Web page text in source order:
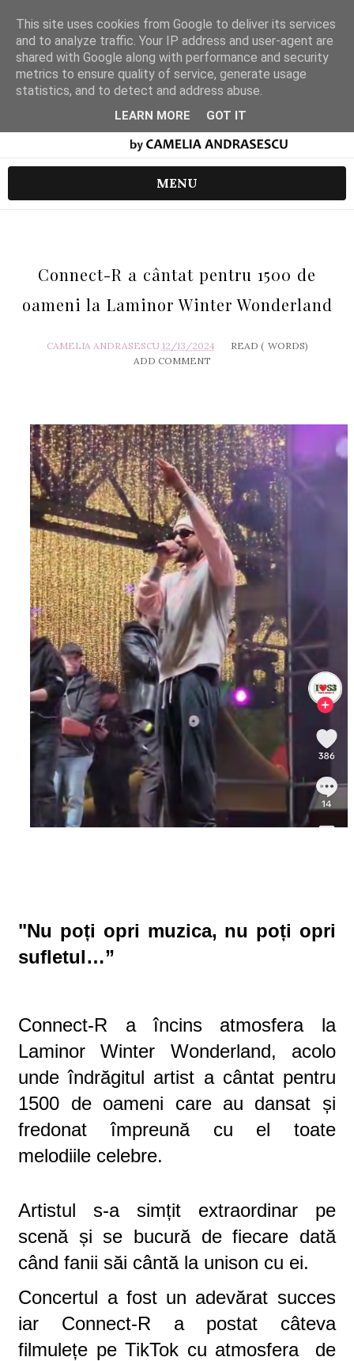
MENU
Connect-R a cântat pentru 1500 de
oameni la Laminor Winter Wonderland
CAMELIA ANDRASESCU 12/13/2024 READ ( WORDS)
ADD COMMENT
"Nu poți opri muzica, nu poți opri
sufletul…”
Connect-R a încins atmosfera la
Laminor Winter Wonderland, acolo
unde îndrăgitul artist a cântat pentru
1500 de oameni care au dansat și
fredonat împreună cu el toate
melodiile celebre.
Artistul s-a simțit extraordinar pe
scenă și se bucură de fiecare dată
când fanii săi cântă la unison cu ei.
Concertul a fost un adevărat succes
iar Connect-R a postat câteva
filmulețe pe TikTok cu atmosfera de
This site uses cookies from Google to deliver its services
and to analyze traffic. Your IP address and user-agent are
shared with Google along with performance and security
metrics to ensure quality of service, generate usage
statistics, and to detect and address abuse.
LEARN MORE GOT IT